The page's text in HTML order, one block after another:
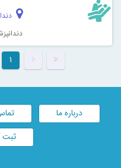
۱
درباره ما
ثبت